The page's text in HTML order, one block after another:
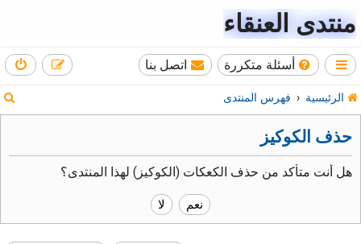
منتدى العنقاء
أسئلة متكررة اتصل بنا
الرئيسية فهرس المنتدى
حذف الكوكيز
هل أنت متأكد من حذف الكعكات (الكوكيز) لهذا المنتدى؟